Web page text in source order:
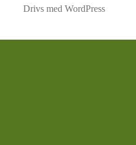
Drivs med WordPress